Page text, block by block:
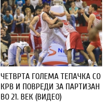
ЧЕТВРТА ГОЛЕМА ТЕПАЧКА СО
КРВ И ПОВРЕДИ ЗА ПАРТИЗАН
ВО 21. ВЕК (ВИДЕО)